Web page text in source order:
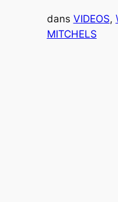
dans VIDEOS,
MITCHELS